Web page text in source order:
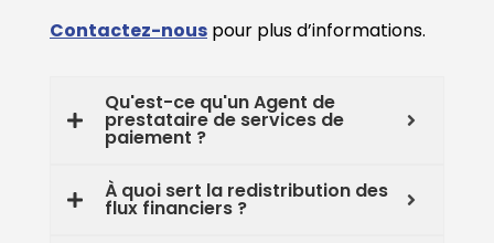
Contactez-nous pour plus d’informations.
Qu'est-ce qu'un Agent de
prestataire de services de
paiement ?
À quoi sert la redistribution des
flux financiers ?